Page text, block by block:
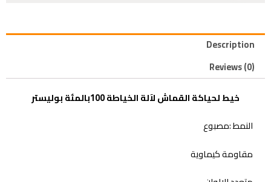
Description
Reviews (0)
خيط لحياكة القماش لآلة الخياطة 100بالمئة بوليستر
النمط :مصبوع
مقاومة كيماوية